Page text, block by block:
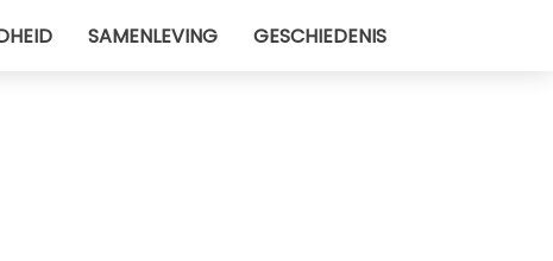
SAMENLEVING GESCHIEDENIS